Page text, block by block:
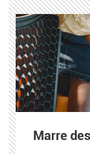
Marre